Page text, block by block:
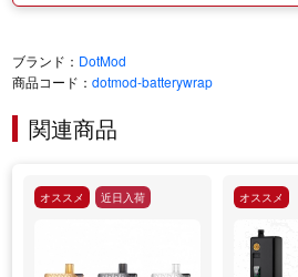
ブランド： DotMod
商品コード：dotmod-batterywrap
関連商品
オススメ 近日入荷 オススメ